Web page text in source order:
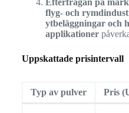
Efterfrågan på
flyg- och
ytbeläggningar och
applikationer
Uppskattade prisintervall
Typ av pulver Pris